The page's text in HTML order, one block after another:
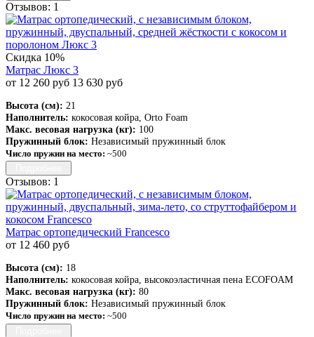
Отзывов: 1
Скидка 10%
Матрас Люкс 3
от 12 260 руб 13 630 руб
Высота (см): 21
Наполнитель: кокосовая койра, Orto Foam
Макс. весовая нагрузка (кг): 100
Пружинный блок: Независимый пружинный блок
Число пружин на место: ~500
Отзывов: 1
Матрас ортопедический Francesco
от 12 460 руб
Высота (см): 18
Наполнитель: кокосовая койра, высокоэластичная пена ECOFOAM
Макс. весовая нагрузка (кг): 80
Пружинный блок: Независимый пружинный блок
Число пружин на место: ~500